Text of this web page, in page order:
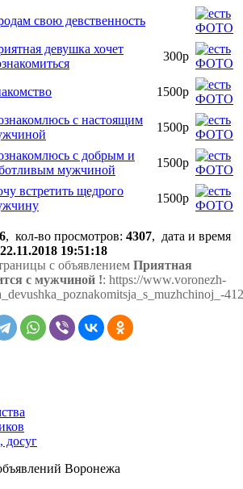
свою девственность
девушка хочет
300р
1500р
с настоящим
1500р
с добрым и
мужчиной
1500р
встретить щедрого
1500р
, кол-во просмотров: 4307, дата и время
22.11.2018 19:51:18
с объявлением Приятная
с мужчиной !: https://www.voronezh-
досуг
Воронежа